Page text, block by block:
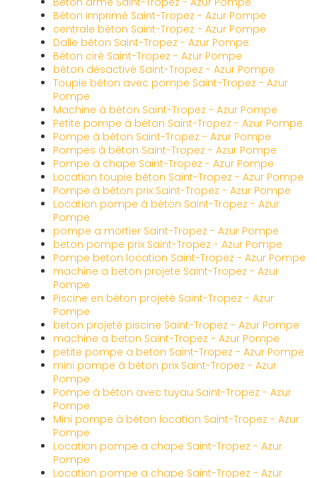
Béton imprimé Saint-Tropez - Azur Pompe
centrale béton Saint-Tropez - Azur Pompe
Dalle béton Saint-Tropez - Azur Pompe
Béton ciré Saint-Tropez - Azur Pompe
béton désactivé Saint-Tropez - Azur Pompe
Toupie béton avec pompe Saint-Tropez - Azur
Pompe
Machine à béton Saint-Tropez - Azur Pompe
Petite pompe à béton Saint-Tropez - Azur Pompe
Pompe à béton Saint-Tropez - Azur Pompe
Pompes à béton Saint-Tropez - Azur Pompe
Pompe à chape Saint-Tropez - Azur Pompe
Location toupie béton Saint-Tropez - Azur Pompe
Pompe à béton prix Saint-Tropez - Azur Pompe
Location pompe à béton Saint-Tropez - Azur
Pompe
pompe a mortier Saint-Tropez - Azur Pompe
beton pompe prix Saint-Tropez - Azur Pompe
Pompe beton location Saint-Tropez - Azur Pompe
machine a beton projete Saint-Tropez - Azur
Pompe
Piscine en béton projeté Saint-Tropez - Azur
Pompe
beton projeté piscine Saint-Tropez - Azur Pompe
machine a beton Saint-Tropez - Azur Pompe
petite pompe a beton Saint-Tropez - Azur Pompe
mini pompe à béton prix Saint-Tropez - Azur
Pompe
Pompe à béton avec tuyau Saint-Tropez - Azur
Pompe
Mini pompe à béton location Saint-Tropez - Azur
Pompe
Location pompe a chape Saint-Tropez - Azur
Pompe
Location pompe a chape Saint-Tropez - Azur